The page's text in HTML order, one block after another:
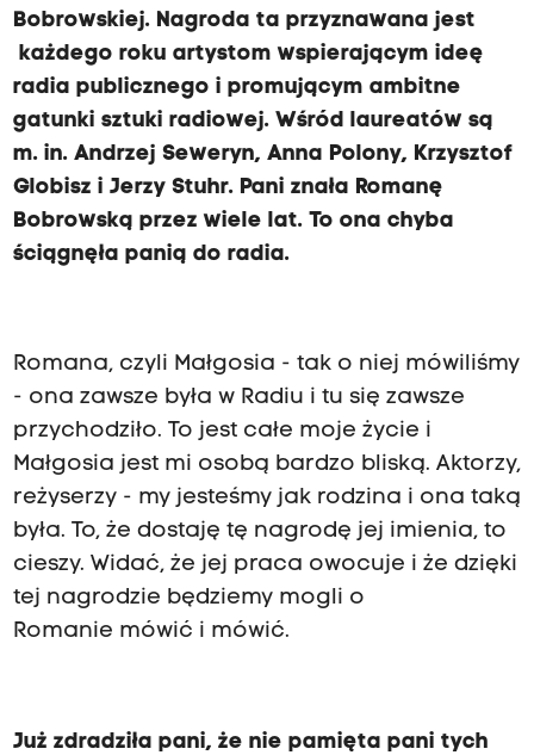
Bobrowskiej. Nagroda ta przyznawana jest
każdego roku artystom wspierającym ideę
radia publicznego i promującym ambitne
gatunki sztuki radiowej. Wśród laureatów są
m. in. Andrzej Seweryn, Anna Polony, Krzysztof
Globisz i Jerzy Stuhr. Pani znała Romanę
Bobrowską przez wiele lat. To ona chyba
ściągnęła panią do radia.
Romana, czyli Małgosia - tak o niej mówiliśmy
- ona zawsze była w Radiu i tu się zawsze
przychodziło. To jest całe moje życie i
Małgosia jest mi osobą bardzo bliską. Aktorzy,
reżyserzy - my jesteśmy jak rodzina i ona taką
była. To, że dostaję tę nagrodę jej imienia, to
cieszy. Widać, że jej praca owocuje i że dzięki
tej nagrodzie będziemy mogli o
Romanie mówić i mówić.
Już zdradziła pani, że nie pamięta pani tych